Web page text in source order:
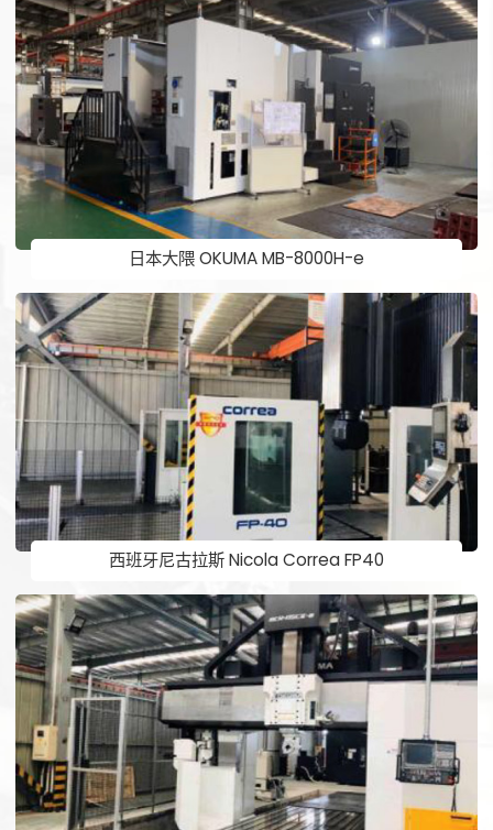
日本大隈 OKUMA MB-8000H-e
西班牙尼古拉斯 Nicola Correa FP40